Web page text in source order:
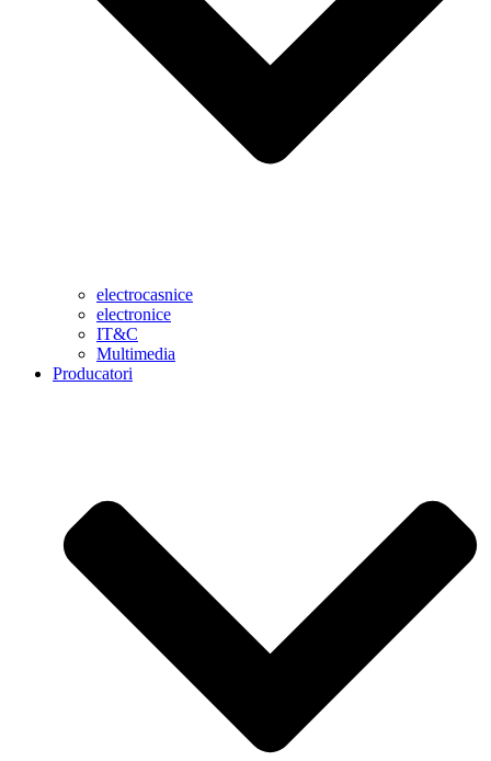
electrocasnice
electronice
IT&C
Multimedia
Producatori